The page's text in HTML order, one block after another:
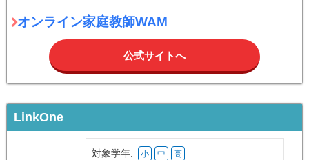
オンライン家庭教師WAM
公式サイトへ
LinkOne
対象学年: 小 中 高